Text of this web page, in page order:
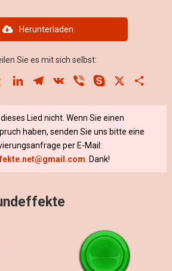
Herunterladen
Sie es mit sich selbst:
TumblrLinkedInTelegram
VK Viber Skype
Lied nicht. Wenn Sie einen
haben, senden Sie uns bitte eine
per E-Mail:
. Dank!